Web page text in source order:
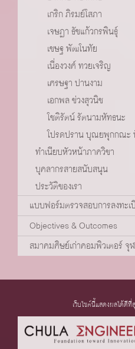
เกริก ภิรมย์โสภา
เจษฏา ธัชแก้วกรพินธ์ุ
เชษฐ พัฒโนทัย
เนื่องวงศ์ ทวยเจริญ
เศรษฐา ปานงาม
เอกพล ช่วงสุวนิช
โชติรัตน์ รัตนามหัทธนะ
โปรดปราน บุณยพุกกณะ
ทำเนียบหัวหน้าภาควิชา
บุคลากรสายสนับสนุน
ประวัติของเรา
แบบฟอร์มตรวจสอบการลงทะ
Objectives & Outcomes
สมาคมศิษย์เก่าคอมพิวเตอร์ จุ
เว็บไซต์นี้แสดงผลได้ดีที่